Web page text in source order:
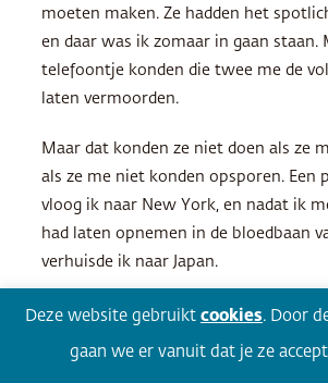
moeten maken. Ze hadden het
en daar was ik zomaar in gaan staan.
telefoontje konden die twee me de
laten vermoorden.
Maar dat konden ze niet doen als ze
als ze me niet konden opsporen. Een
vloog ik naar New York, en nadat ik
had laten opnemen in de bloedbaan
verhuisde ik naar Japan.
Auteur: Ronald Kelts
Vertaler: Lidwien Biekmann
Deze website gebruikt cookies. Door
gaan we er vanuit dat je ze